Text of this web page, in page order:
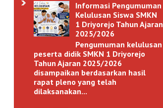
Informasi Pengumuman
Kelulusan Siswa SMKN
1 Driyorejo Tahun Ajaran
2025/2026
Pengumuman kelulusan
peserta didik SMKN 1 Driyorejo
Tahun Ajaran 2025/2026
disampaikan berdasarkan hasil
rapat pleno yang telah
dilaksanakan...